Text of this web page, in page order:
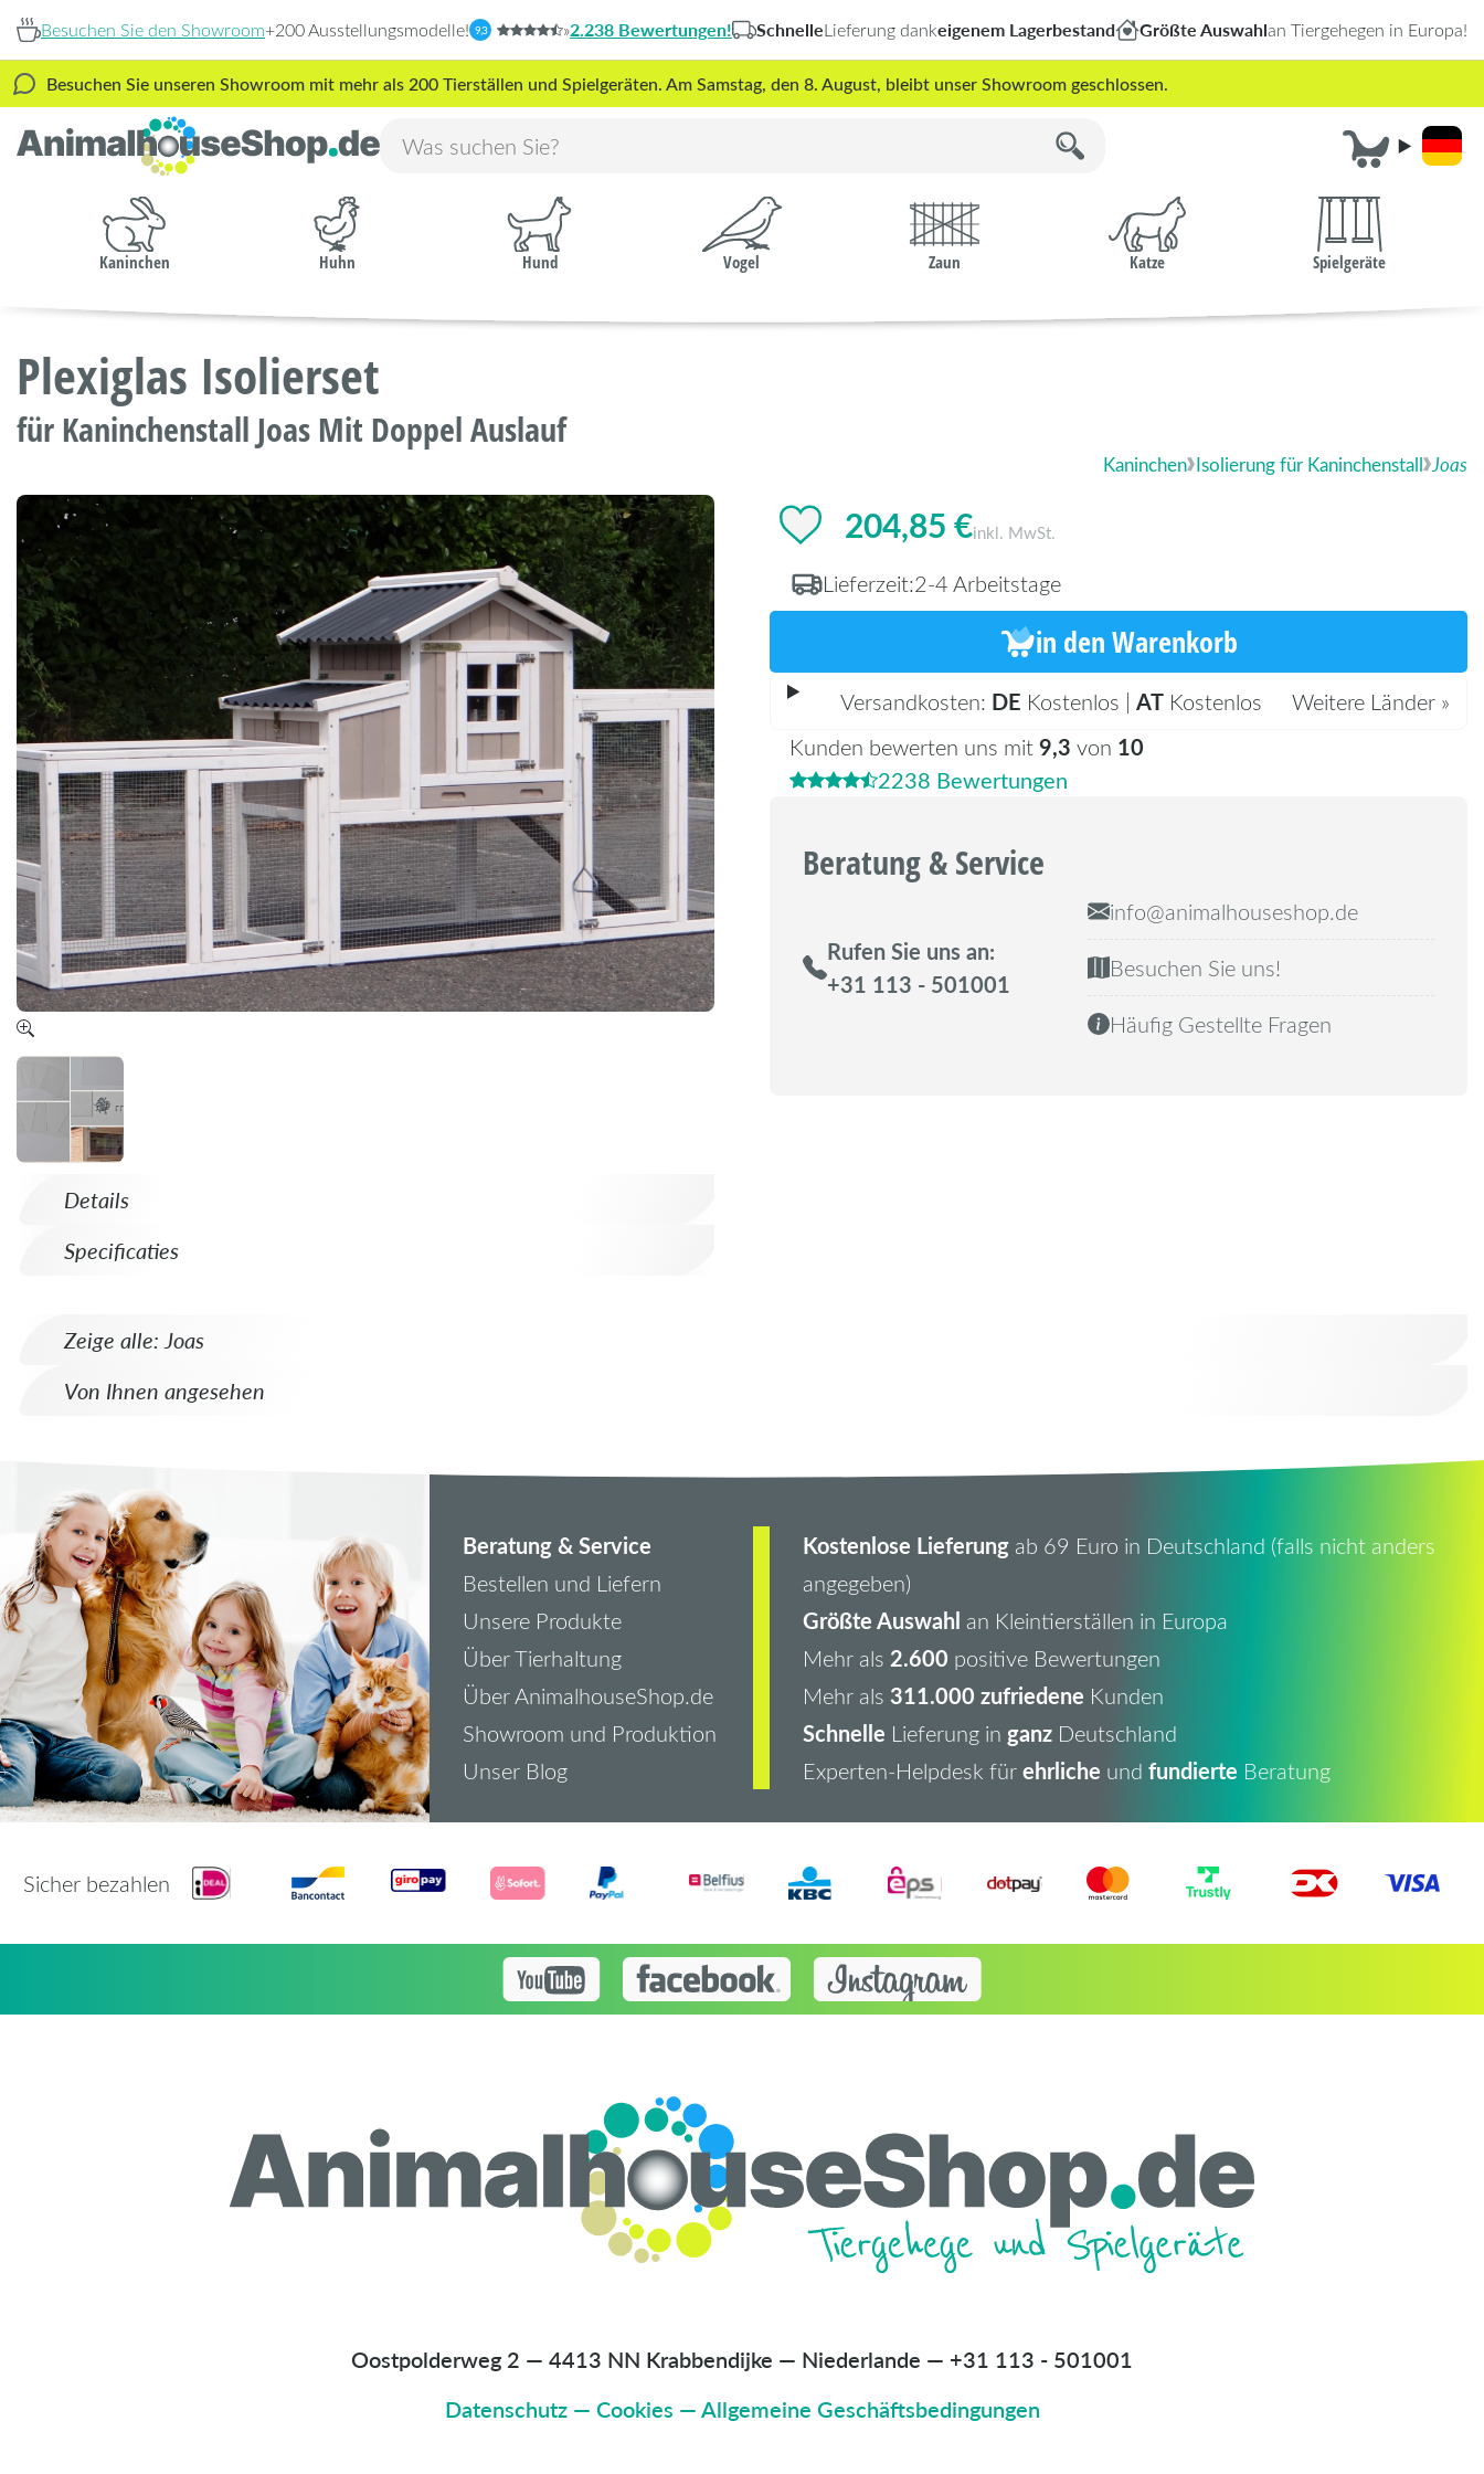
Besuchen Sie den Showroom+200 Ausstellungsmodelle! 9,3 »2.238 Bewertungen! SchnelleLieferung dankeigenem Lagerbestand Größte Auswahlan Tiergehegen in Europa!
Besuchen Sie unseren Showroom mit mehr als 200 Tierställen und Spielgeräten. Am Samstag, den 8. August, bleibt unser Showroom geschlossen.
Kaninchen Huhn Hund Vogel Zaun Katze Spielgeräte
Plexiglas Isolierset
für Kaninchenstall Joas Mit Doppel Auslauf
Kaninchen Isolierung für Kaninchenstall Joas
Details
Specificaties
204,85 €inkl. MwSt.
Lieferzeit:2-4 Arbeitstage
in den Warenkorb
Versandkosten: DE Kostenlos |AT Kostenlos
Weitere Länder »
Kunden bewerten uns mit9,3 von 10
2238 Bewertungen
Beratung & Service
Rufen Sie uns an:
+31 113 - 501001
info@animalhouseshop.de
Besuchen Sie uns!
Häufig Gestellte Fragen
Zeige alle: Joas
Von Ihnen angesehen
Beratung & Service
Bestellen und Liefern
Unsere Produkte
Über Tierhaltung
Über AnimalhouseShop.de
Showroom und Produktion
Unser Blog
Kostenlose Lieferungab 69 Euro in Deutschland (falls nicht anders
angegeben)
Größte Auswahl an Kleintierställen in Europa
Mehr als 2.600 positive Bewertungen
Mehr als 311.000 zufriedene Kunden
Schnelle Lieferung in ganzDeutschland
Experten-Helpdesk fürehrliche und fundierte Beratung
Sicher bezahlen
Oostpolderweg 2 — 4413 NN Krabbendijke — Niederlande — +31 113 - 501001
Datenschutz— Cookies —Allgemeine Geschäftsbedingungen